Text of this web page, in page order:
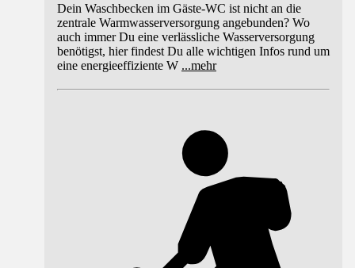
Dein Waschbecken im Gäste-WC ist nicht an die
zentrale Warmwasserversorgung angebunden? Wo
auch immer Du eine verlässliche Wasserversorgung
benötigst, hier findest Du alle wichtigen Infos rund um
eine energieeffiziente W ...mehr